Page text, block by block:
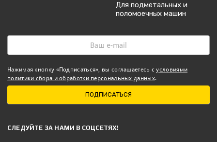
Для подметальных и
поломоечных машин
Нажимая кнопку «Подписаться», вы соглашаетесь сусловиями
политики сбора и обработки персональных данных.
ПОДПИСАТЬСЯ
CЛЕДУЙТЕ ЗА НАМИ В СОЦСЕТЯХ!